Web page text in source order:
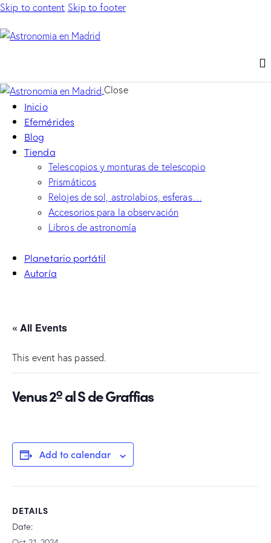
Skip to content Skip to footer
Close
Inicio
Efemérides
Blog
Tienda
Telescopios y monturas de telescopio
Prismáticos
Relojes de sol, astrolabios, esferas…
Accesorios para la observación
Libros de astronomía
Planetario portátil
Autoría
« All Events
This event has passed.
Venus 2º al S de Graffias
Add to calendar
DETAILS
Date: